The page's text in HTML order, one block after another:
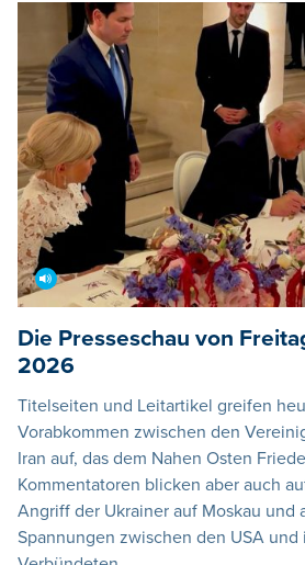
Die Presseschau von
2026
Titelseiten und Leitartikel greifen
Vorabkommen zwischen den
Iran auf, das dem Nahen Osten
Kommentatoren blicken aber auch
Angriff der Ukrainer auf Moskau und
Spannungen zwischen den USA